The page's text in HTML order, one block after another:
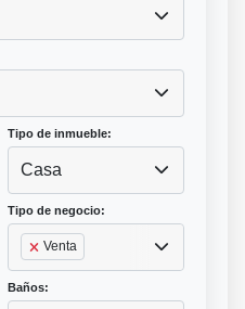
Tipo de inmueble:
Casa
Tipo de negocio:
Venta
Baños: